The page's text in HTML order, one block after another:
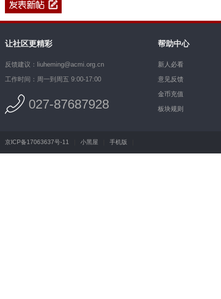
让社区更精彩
反馈建议：liuheming@acmi.org.cn
工作时间：周一到周五 9:00-17:00
027-87687928
帮助中心
新人必看
意见反馈
金币充值
板块规则
京ICP备17063637号-11 小黑屋 手机版